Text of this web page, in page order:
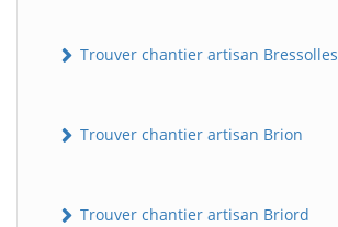
Trouver chantier artisan Bressolles
Trouver chantier artisan Brion
Trouver chantier artisan Briord